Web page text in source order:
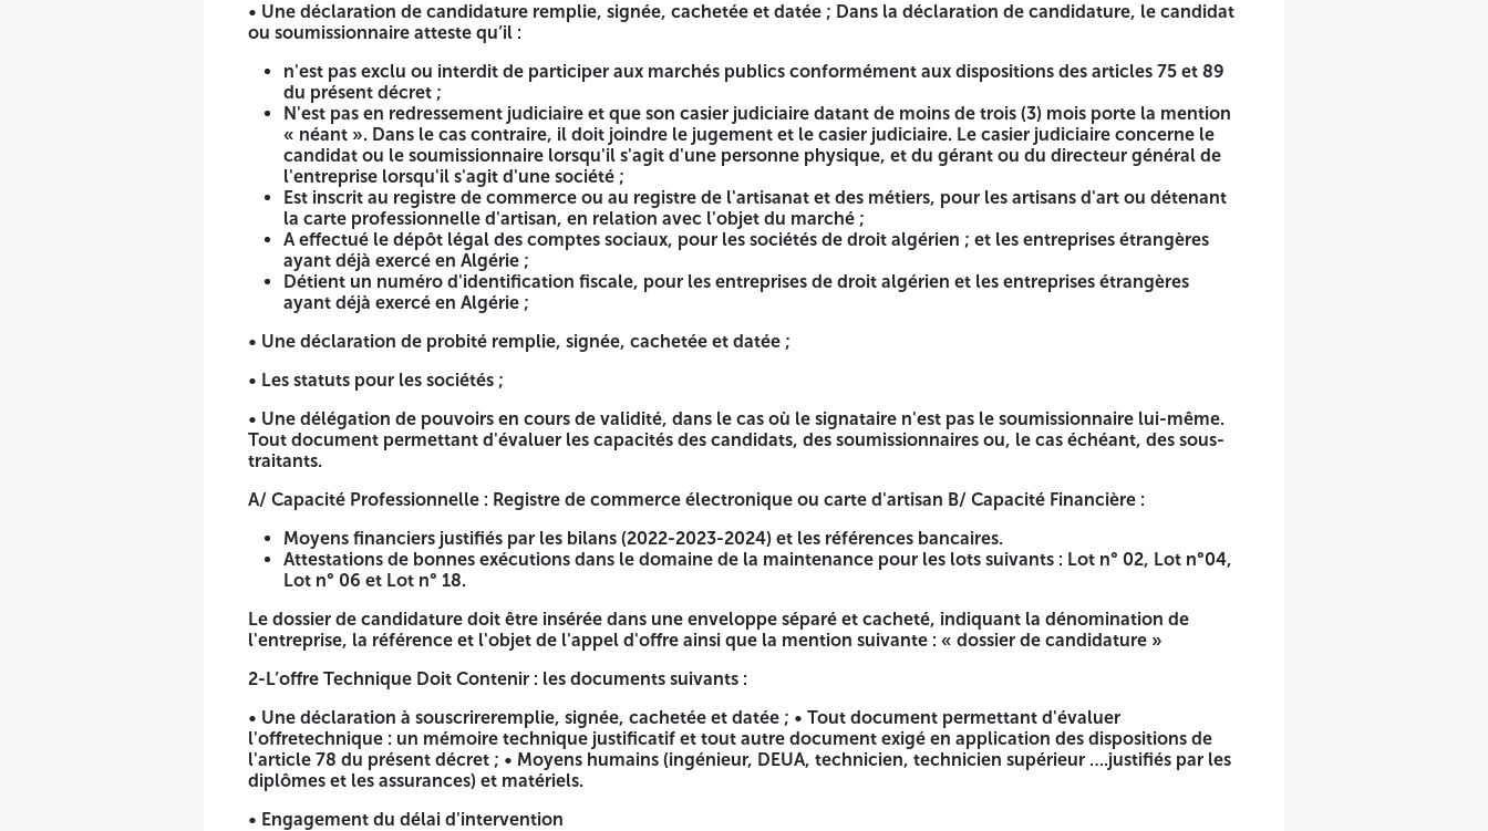
Ayant réalisé des maintenances similaires à l’objet du cahier des charges “ maintenance préventive et curative de divers équipements “, appuyées par des attestations de bonne
exécution “ au minimum 01 attestation de bonne exécution “ pour les lots suivants : Lot n° 02, Lot n°04, Lot n° 06 et Lot n° 18. Pour l’exécution du marché conformément à les
articles 39, 40, 42 et 44 du décret présidentiel N°15-247 de 16/09/2015 portant réglementation des marchés publics et des délégations de service public et conformément aux
dispositions des articles 37-38-39 de la loi N°23-12 du 18 moharram 1445 correspondant au 05 août 2023 fixant les règles générales relatives aux marchés publics.
Les soumissionnaires peuvent soumissionner pour un (01) ou plusieurs lots
Les offres doivent être accompagnées des pièces réglementaires suivantes :
1- un dossier de candidature 2- une offre technique 3- une offre financière
1-Le dossier de candidature contient : les documents suivants :
• Une déclaration de candidature remplie, signée, cachetée et datée ; Dans la déclaration de candidature, le candidat ou soumissionnaire atteste qu’il :
n'est pas exclu ou interdit de participer aux marchés publics conformément aux dispositions des articles 75 et 89 du présent décret ;
N'est pas en redressement judiciaire et que son casier judiciaire datant de moins de trois (3) mois porte la mention « néant ». Dans le cas contraire, il doit joindre le jugement
et le casier judiciaire. Le casier judiciaire concerne le candidat ou le soumissionnaire lorsqu'il s'agit d'une personne physique, et du gérant ou du directeur général de
l'entreprise lorsqu'il s'agit d'une société ;
Est inscrit au registre de commerce ou au registre de l'artisanat et des métiers, pour les artisans d'art ou détenant la carte professionnelle d'artisan, en relation avec l'objet du
A effectué le dépôt légal des comptes sociaux, pour les sociétés de droit algérien ; et les entreprises étrangères ayant déjà exercé en Algérie ;
• Une déclaration de probité remplie, signée, cachetée et datée ;
• Une délégation de pouvoirs en cours de validité, dans le cas où le signataire n'est pas le soumissionnaire lui-même. Tout document permettant d'évaluer les capacités des
Moyens financiers justifiés par les bilans (2022-2023-2024) et les références bancaires.
Attestations de bonnes exécutions dans le domaine de la maintenance pour les lots suivants : Lot n° 02, Lot n°04, Lot n° 06 et Lot n° 18.
Le dossier de candidature doit être insérée dans une enveloppe séparé et cacheté, indiquant la dénomination de l'entreprise, la référence et l'objet de l'appel d'offre ainsi que la
mention suivante : « dossier de candidature »
• Une déclaration de candidature remplie, signée, cachetée et datée ; Dans la déclaration de candidature, le candidat
ou soumissionnaire atteste qu’il :
n'est pas exclu ou interdit de participer aux marchés publics conformément aux dispositions des articles 75 et 89
du présent décret ;
N'est pas en redressement judiciaire et que son casier judiciaire datant de moins de trois (3) mois porte la mention
« néant ». Dans le cas contraire, il doit joindre le jugement et le casier judiciaire. Le casier judiciaire concerne le
candidat ou le soumissionnaire lorsqu'il s'agit d'une personne physique, et du gérant ou du directeur général de
l'entreprise lorsqu'il s'agit d'une société ;
Est inscrit au registre de commerce ou au registre de l'artisanat et des métiers, pour les artisans d'art ou détenant
la carte professionnelle d'artisan, en relation avec l'objet du marché ;
A effectué le dépôt légal des comptes sociaux, pour les sociétés de droit algérien ; et les entreprises étrangères
ayant déjà exercé en Algérie ;
Détient un numéro d'identification fiscale, pour les entreprises de droit algérien et les entreprises étrangères
ayant déjà exercé en Algérie ;
• Une déclaration de probité remplie, signée, cachetée et datée ;
• Les statuts pour les sociétés ;
• Une délégation de pouvoirs en cours de validité, dans le cas où le signataire n'est pas le soumissionnaire lui-même.
Tout document permettant d'évaluer les capacités des candidats, des soumissionnaires ou, le cas échéant, des sous-
traitants.
A/ Capacité Professionnelle : Registre de commerce électronique ou carte d'artisan B/ Capacité Financière :
Moyens financiers justifiés par les bilans (2022-2023-2024) et les références bancaires.
Attestations de bonnes exécutions dans le domaine de la maintenance pour les lots suivants : Lot n° 02, Lot n°04,
Lot n° 06 et Lot n° 18.
Le dossier de candidature doit être insérée dans une enveloppe séparé et cacheté, indiquant la dénomination de
l'entreprise, la référence et l'objet de l'appel d'offre ainsi que la mention suivante : « dossier de candidature »
2-L’offre Technique Doit Contenir : les documents suivants :
• Une déclaration à souscrireremplie, signée, cachetée et datée ; • Tout document permettant d'évaluer
l'offretechnique : un mémoire technique justificatif et tout autre document exigé en application des dispositions de
l'article 78 du présent décret ; • Moyens humains (ingénieur, DEUA, technicien, technicien supérieur ….justifiés par les
diplômes et les assurances) et matériels.
• Engagement du délai d'intervention